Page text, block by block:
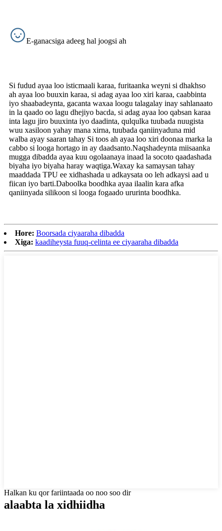
E-ganacsiga adeeg hal joogsi ah
Si fudud ayaa loo isticmaali karaa, furitaanka weyni si dhakhso
ah ayaa loo buuxin karaa, si adag ayaa loo xiri karaa, caabbinta
iyo shaabadeynta, gacanta waxaa loogu talagalay inay sahlanaato
in la qaado oo lagu dhejiyo bacda, si adag ayaa loo qabsan karaa
inta lagu jiro buuxinta iyo daadinta, qulqulka tuubada nuugista
wuu xasiloon yahay mana xirna, tuubada qaniinyaduna mid
walba ayay saaran tahay Si toos ah ayaa loo xiri doonaa marka la
cabbo si looga hortago in ay daadsanto.Naqshadeynta miisaanka
mugga dibadda ayaa kuu ogolaanaya inaad la socoto qaadashada
biyaha iyo biyaha haray waqtiga.Waxay ka samaysan tahay
maaddada TPU ee xidhashada u adkaysata oo leh adkaysi aad u
fiican iyo barti.Daboolka boodhka ayaa ilaalin kara afka
qaniinyada silikoon si looga fogaado ururinta boodhka.
Hore: Boorsada ciyaaraha dibadda
Xiga: kaadiheysta fuuq-celinta ee ciyaaraha dibadda
Halkan ku qor fariintaada oo noo soo dir
alaabta la xidhiidha